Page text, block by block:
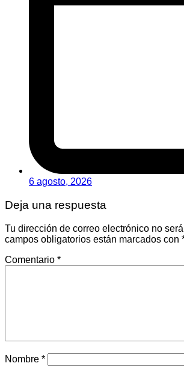
6 agosto, 2026
Deja una respuesta
Tu dirección de correo electrónico no
campos obligatorios están marcados con
Comentario *
Nombre *